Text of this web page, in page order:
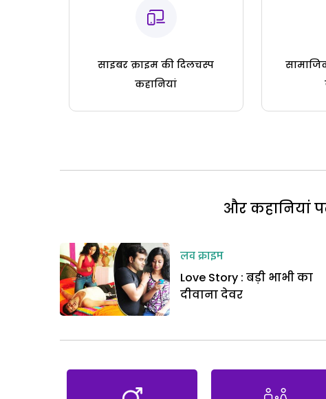
साइबर क्राइम की दिलचस्प
कहानियां
और कहानियां
लव क्राइम
Love Story : बड़ी भाभी का
दीवाना देवर